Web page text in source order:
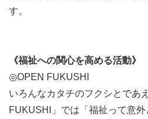
す。
《福祉への関心を高める活動》
◎OPEN FUKUSHI
いろんなカタチのフクシとであ
FUKUSHI」では「福祉って意